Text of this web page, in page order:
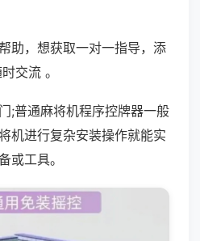
助，想获取一对一指导，添
交流 。
;普通麻将机程序控牌器一般
机进行复杂安装操作就能实
或工具。